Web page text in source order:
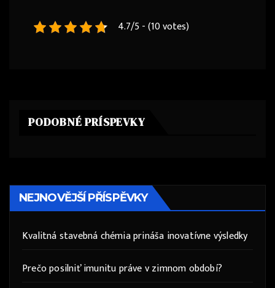
4.7/5 - (10 votes)
PODOBNÉ PRÍSPEVKY
NEJNOVĚJŠÍ PŘÍSPĚVKY
Kvalitná stavebná chémia prináša inovatívne výsledky
Prečo posilniť imunitu práve v zimnom období?